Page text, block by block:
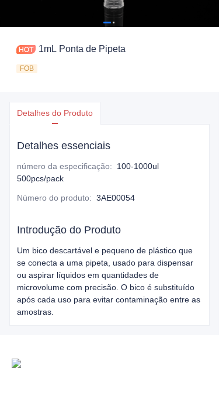
1mL Ponta de Pipeta
FOB
Detalhes do Produto
Detalhes essenciais
número da especificação:
100-1000ul
500pcs/pack
Número do produto: 3AE00054
Introdução do Produto
Um bico descartável e pequeno de plástico que
se conecta a uma pipeta, usado para dispensar
ou aspirar líquidos em quantidades de
microvolume com precisão. O bico é substituído
após cada uso para evitar contaminação entre as
amostras.